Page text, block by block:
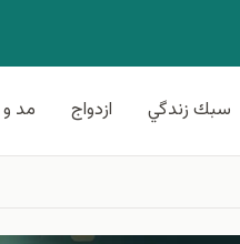
سبك زندگي ازدواج مد و